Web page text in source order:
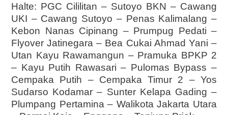
Halte: PGC Cililitan – Sutoyo BKN – Cawang
UKI – Cawang Sutoyo – Penas Kalimalang –
Kebon Nanas Cipinang – Prumpug Pedati –
Flyover Jatinegara – Bea Cukai Ahmad Yani –
Utan Kayu Rawamangun – Pramuka BPKP 2
– Kayu Putih Rawasari – Pulomas Bypass –
Cempaka Putih – Cempaka Timur 2 – Yos
Sudarso Kodamar – Sunter Kelapa Gading –
Plumpang Pertamina – Walikota Jakarta Utara